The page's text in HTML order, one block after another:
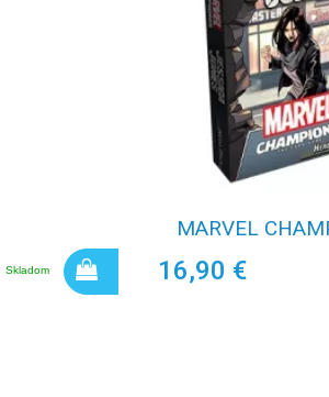
Skladom
MARVEL
16,90 €